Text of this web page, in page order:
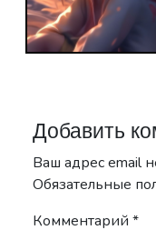
Добавить
Ваш адрес email
Обязательные
Комментарий *